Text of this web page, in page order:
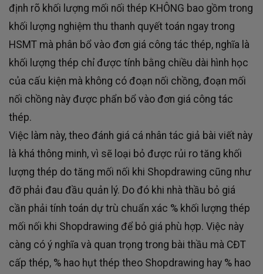
định rõ khối lượng mối nối thép KHÔNG bao gồm trong
khối lượng nghiệm thu thanh quyết toán ngay trong
HSMT mà phân bổ vào đơn giá công tác thép, nghĩa là
khối lượng thép chỉ được tính bằng chiều dài hình học
của cấu kiện mà không có đoạn nối chồng, đoạn mối
nối chồng này được phẩn bổ vào đơn giá công tác
thép.
Việc làm này, theo đánh giá cá nhân tác giả bài viết này
là khá thông minh, vì sẽ loại bỏ được rủi ro tăng khối
lượng thép do tăng mối nối khi Shopdrawing cũng như
đỡ phải đau đầu quản lý. Do đó khi nhà thầu bỏ giá
cần phải tính toán dự trù chuẩn xác % khối lượng thép
mối nối khi Shopdrawing để bỏ giá phù hợp. Việc này
càng có ý nghĩa và quan trọng trong bài thầu mà CĐT
cấp thép, % hao hụt thép theo Shopdrawing hay % hao